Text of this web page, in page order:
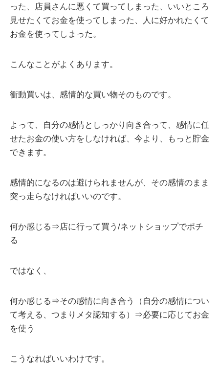
った、店員さんに悪くて買ってしまった、いいところ
見せたくてお金を使ってしまった、人に好かれたくて
お金を使ってしまった。
こんなことがよくあります。
衝動買いは、感情的な買い物そのものです。
よって、自分の感情としっかり向き合って、感情に任
せたお金の使い方をしなければ、今より、もっと貯金
できます。
感情的になるのは避けられませんが、その感情のまま
突っ走らなければいいのです。
何か感じる⇒店に行って買う/ネットショップでポチ
る
ではなく、
何か感じる⇒その感情に向き合う（自分の感情につい
て考える、つまりメタ認知する）⇒必要に応じてお金
を使う
こうなればいいわけです。